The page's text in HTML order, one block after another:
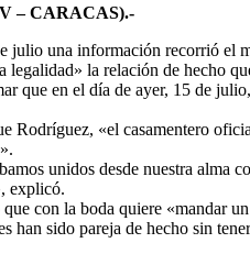
– CARACAS).-
julio una información recorrió el
legalidad» la relación de hecho
que en el día de ayer, 15 de
Rodríguez, «el casamentero
unidos desde nuestra alma
explicó.
con la boda quiere «mandar
han sido pareja de hecho sin